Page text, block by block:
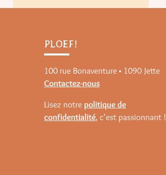
PLOEF!
100 rue Bonaventure • 1090 Jette
Contactez-nous
Lisez notre politique de
confidentialité, c'est passionnant !